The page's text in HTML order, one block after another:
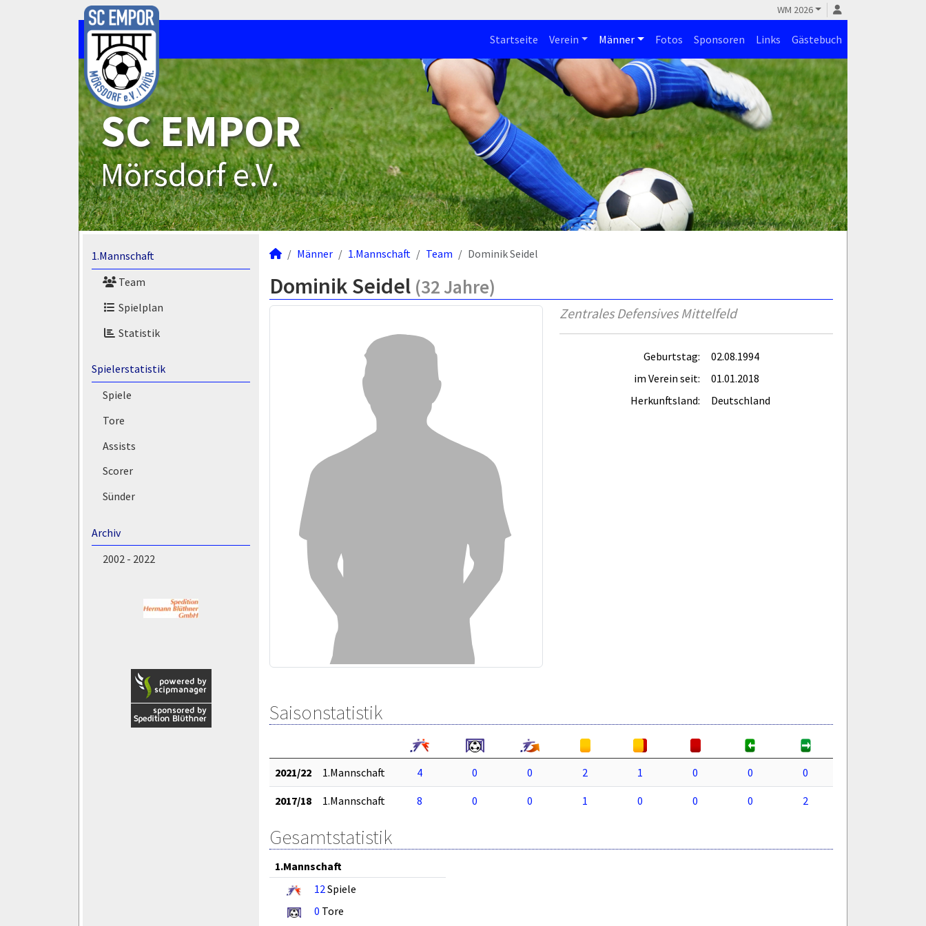
WM 2026
Startseite Verein Männer Fotos Sponsoren Links Gästebuch
SC EMPOR
Mörsdorf e.V.
1.Mannschaft
Team
Spielplan
Statistik
Spielerstatistik
Spiele
Tore
Assists
Scorer
Sünder
Archiv
2002 - 2022
Männer 1.Mannschaft Team Dominik Seidel
Dominik Seidel (32 Jahre)
Zentrales Defensives Mittelfeld
Geburtstag:
02.08.1994
im Verein seit:
01.01.2018
Herkunftsland:
Deutschland
Saisonstatistik
2021/22 1.Mannschaft 4 0 0 2 1 0 0 0
2017/18 1.Mannschaft 8 0 0 1 0 0 0 2
Gesamtstatistik
1.Mannschaft
12Spiele
0 Tore